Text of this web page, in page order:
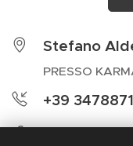
Stefano
PRESSO
+39